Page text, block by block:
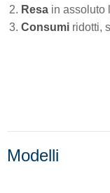
Resa in assoluto
Consumi ridotti,
Modelli